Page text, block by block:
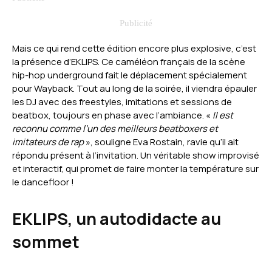
Mais ce qui rend cette édition encore plus explosive, c’est
la présence d’EKLIPS. Ce caméléon français de la scène
hip-hop underground fait le déplacement spécialement
pour Wayback. Tout au long de la soirée, il viendra épauler
les DJ avec des freestyles, imitations et sessions de
beatbox, toujours en phase avec l’ambiance. « Il est
reconnu comme l’un des meilleurs beatboxers et
imitateurs de rap», souligne Eva Rostain, ravie qu’il ait
répondu présent à l’invitation. Un véritable show improvisé
et interactif, qui promet de faire monter la température sur
le dancefloor !
EKLIPS, un autodidacte au
sommet